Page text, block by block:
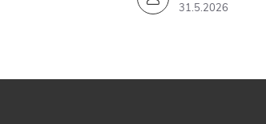
31.5.2026